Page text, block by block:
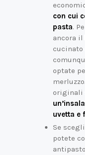
con cui
pasta.
ancora il
optate
originali
uvetta e
Se
potete